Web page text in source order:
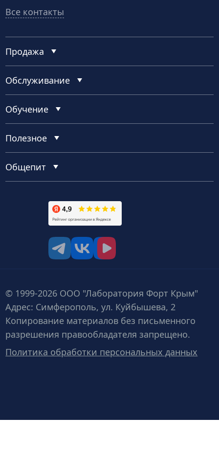
Все контакты
Продажа
Обслуживание
Обучение
Полезное
Общепит
© 1999-2026 ООО "Лаборатория Форт Крым"
Адрес: Симферополь, ул. Куйбышева, 2
Копирование материалов без письменного
разрешения правообладателя запрещено.
Политика обработки персональных данных